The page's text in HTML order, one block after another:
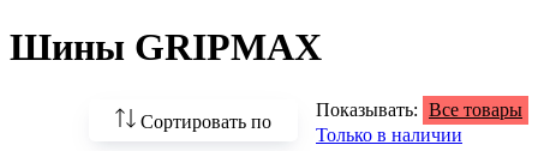
Шины GRIPMAX
Сортировать по
Показывать: Все товары
Только в наличии